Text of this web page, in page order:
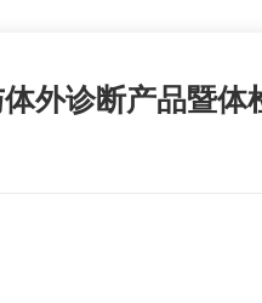
外诊断产品暨体